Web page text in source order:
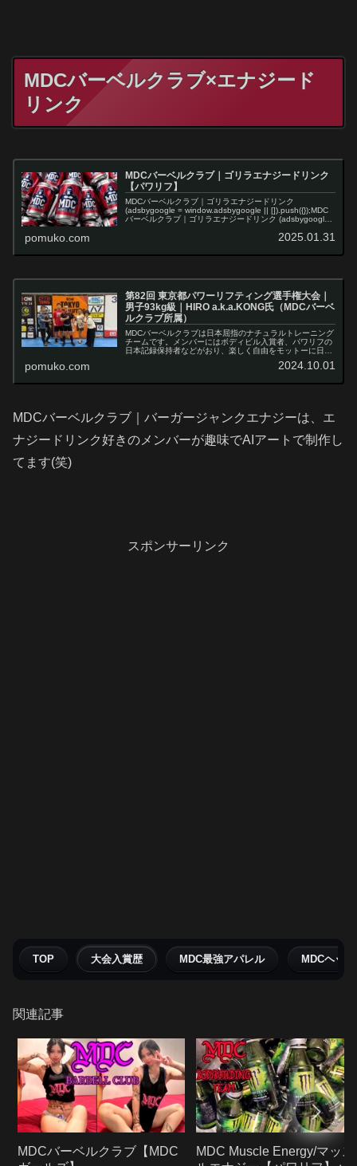
MDCバーベルクラブ×エナジード
リンク
MDCバーベルクラブ｜ゴリラエナジードリンク
【パワリフ】
MDCバーベルクラブ｜ゴリラエナジードリンク
(adsbygoogle = window.adsbygoogle || []).push({});MDC
バーベルクラブ｜ゴリラエナジードリンク (adsbygoogle
pomuko.com 2025.01.31
第82回 東京都パワーリフティング選手権大会｜
男子93kg級｜HIRO a.k.a.KONG氏（MDCバーベ
ルクラブ所属）
MDCバーベルクラブは日本屈指のナチュラルトレーニング
チームです。メンバーにはボディビル入賞者、パワリフの
日本記録保持者などがおり、楽しく自由をモットーに日々
pomuko.com 2024.10.01
MDCバーベルクラブ｜バーガージャンクエナジーは、エ
ナジードリンク好きのメンバーが趣味でAIアートで制作し
てます(笑)
スポンサーリンク
TOP 大会入賞歴 MDC最強アパレル MDCヘッ
関連記事
MDCバーベルクラブ【MDC
MDC Muscle Energy/マッス